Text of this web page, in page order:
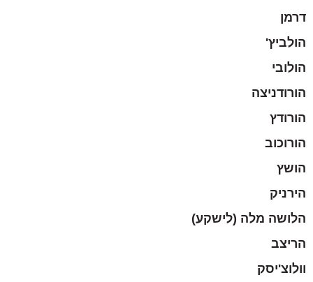
דרמן
הולביץ'
הולובי
הורודניצה
הורודץ
הורוכוב
הושץ
הירניק
הלושה מלה (לישקע)
הריצב
וולוצ'יסק